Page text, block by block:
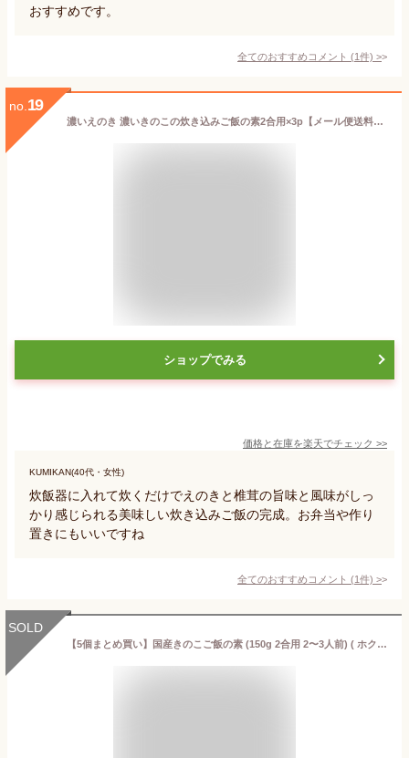
おすすめです。
全てのおすすめコメント (1件) >
no. 19
濃いえのき 濃いきのこの炊き込みご飯の素2合用×3p【メール便送料無料】乾燥えのき 三笠きのこ 鹿児島 阿久根 エノキタケ キノコ 無添加 炊込み きのこご飯 国産【後払い不可】
ショップでみる
価格と在庫を楽天でチェック >>
KUMIKAN(40代・女性)
炊飯器に入れて炊くだけでえのきと椎茸の旨味と風味がしっ
かり感じられる美味しい炊き込みご飯の完成。お弁当や作り
置きにもいいですね
全てのおすすめコメント (1件) >
SOLD
【5個まとめ買い】国産きのこご飯の素 (150g 2合用 2〜3人前) ( ホクト レトルト 炊き込みごはん きのこご飯 かやくご飯 レトルトパウチ レトルト食品 着色料不使用 化学調味料不使用 常温保存 )